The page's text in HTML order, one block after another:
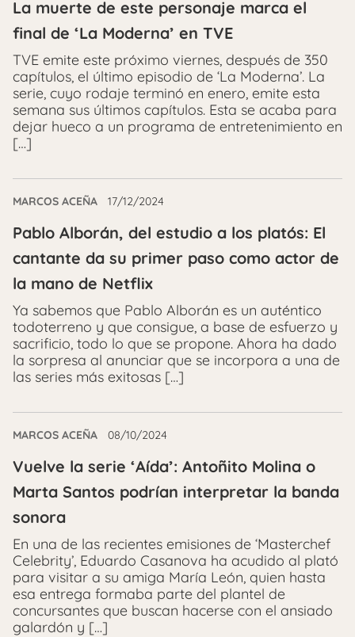
La muerte de este personaje marca el
final de ‘La Moderna’ en TVE
TVE emite este próximo viernes, después de 350
capítulos, el último episodio de ‘La Moderna’. La
serie, cuyo rodaje terminó en enero, emite esta
semana sus últimos capítulos. Esta se acaba para
dejar hueco a un programa de entretenimiento en
[…]
MARCOS ACEÑA 17/12/2024
Pablo Alborán, del estudio a los platós: El
cantante da su primer paso como actor de
la mano de Netflix
Ya sabemos que Pablo Alborán es un auténtico
todoterreno y que consigue, a base de esfuerzo y
sacrificio, todo lo que se propone. Ahora ha dado
la sorpresa al anunciar que se incorpora a una de
las series más exitosas […]
MARCOS ACEÑA 08/10/2024
Vuelve la serie ‘Aída’: Antoñito Molina o
Marta Santos podrían interpretar la banda
sonora
En una de las recientes emisiones de ‘Masterchef
Celebrity’, Eduardo Casanova ha acudido al plató
para visitar a su amiga María León, quien hasta
esa entrega formaba parte del plantel de
concursantes que buscan hacerse con el ansiado
galardón y […]